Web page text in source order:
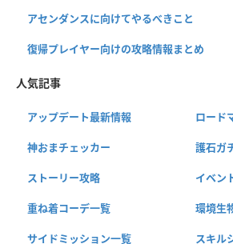
アセンダンスに向けてやるべきこと
復帰プレイヤー向けの攻略情報まとめ
人気記事
アップデート最新情報 ロード
神おまチェッカー 護石ガ
ストーリー攻略 イベン
重ね着コーデ一覧 環境生
サイドミッション一覧 スキル